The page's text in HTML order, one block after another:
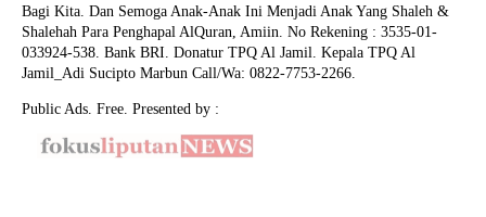
Bagi Kita. Dan Semoga Anak-Anak Ini Menjadi Anak Yang Shaleh &
Shalehah Para Penghapal AlQuran, Amiin. No Rekening : 3535-01-
033924-538. Bank BRI. Donatur TPQ Al Jamil. Kepala TPQ Al
Jamil_Adi Sucipto Marbun Call/Wa: 0822-7753-2266.
Public Ads. Free. Presented by :